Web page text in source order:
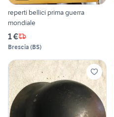
reperti bellici prima guerra
mondiale
1 €
Brescia (BS)